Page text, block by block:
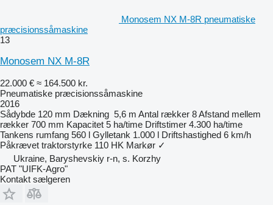
Monosem NX M-8R pneumatiske
præcisionssåmaskine
13
Monosem NX M-8R
22.000 € ≈ 164.500 kr.
Pneumatiske præcisionssåmaskine
2016
Sådybde 120 mm Dækning 5,6 m Antal rækker 8Afstand mellem
rækker 700 mm Kapacitet 5 ha/time Driftstimer 4.300 ha/time
Tankens rumfang 560 l Gylletank 1.000 l Driftshastighed 6 km/h
Påkrævet traktorstyrke 110 HK Markør ✓
Ukraine, Baryshevskiy r-n, s. Korzhy
PAT "UIFK-Agro"
Kontakt sælgeren